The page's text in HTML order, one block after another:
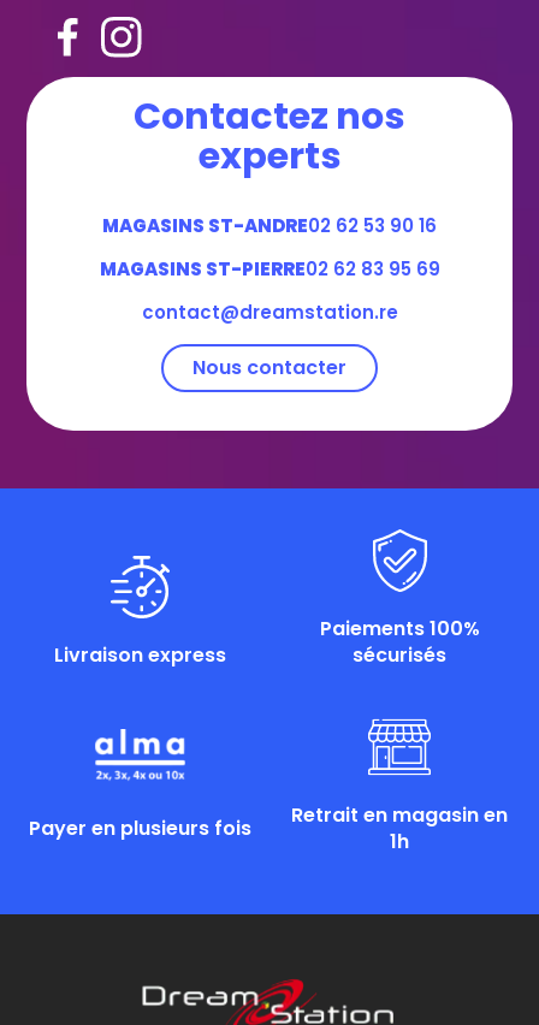
Contactez nos
experts
MAGASINS ST-ANDRE02 62 53 90 16
MAGASINS ST-PIERRE02 62 83 95 69
contact@dreamstation.re
Nous contacter
Livraison express
Paiements 100%
sécurisés
Payer en plusieurs fois
Retrait en magasin en
1h